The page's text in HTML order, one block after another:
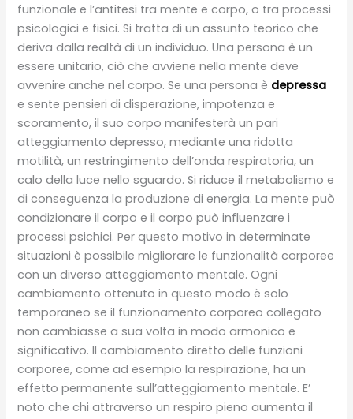
funzionale e l’antitesi tra mente e corpo, o tra processi
psicologici e fisici. Si tratta di un assunto teorico che
deriva dalla realtà di un individuo. Una persona è un
essere unitario, ciò che avviene nella mente deve
avvenire anche nel corpo. Se una persona è depressa
e sente pensieri di disperazione, impotenza e
scoramento, il suo corpo manifesterà un pari
atteggiamento depresso, mediante una ridotta
motilità, un restringimento dell’onda respiratoria, un
calo della luce nello sguardo. Si riduce il metabolismo e
di conseguenza la produzione di energia. La mente può
condizionare il corpo e il corpo può influenzare i
processi psichici. Per questo motivo in determinate
situazioni è possibile migliorare le funzionalità corporee
con un diverso atteggiamento mentale. Ogni
cambiamento ottenuto in questo modo è solo
temporaneo se il funzionamento corporeo collegato
non cambiasse a sua volta in modo armonico e
significativo. Il cambiamento diretto delle funzioni
corporee, come ad esempio la respirazione, ha un
effetto permanente sull’atteggiamento mentale. E’
noto che chi attraverso un respiro pieno aumenta il